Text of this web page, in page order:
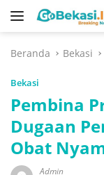
Langsung
Beranda
Bekasi
Bekasi
Pembina
Dugaan
Obat
Admin